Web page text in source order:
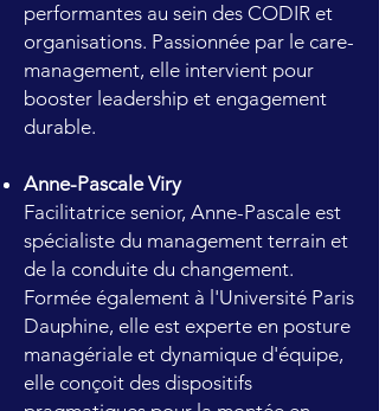
performantes au sein des CODIR et
organisations. Passionnée par le care-
management, elle intervient pour
booster leadership et engagement
durable.
Anne-Pascale Viry
Facilitatrice senior, Anne-Pascale est
spécialiste du management terrain et
de la conduite du changement.
Formée également à l'Université Paris
Dauphine, elle est experte en posture
managériale et dynamique d'équipe,
elle conçoit des dispositifs